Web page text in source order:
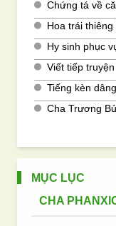
Hoa trái
Hy sinh phục
Viết tiếp
MỤC LỤC
CHA